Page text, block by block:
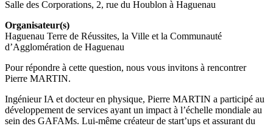
Salle des Corporations, 2, rue du Houblon à Haguenau
Organisateur(s)
Haguenau Terre de Réussites, la Ville et la Communauté
d’Agglomération de Haguenau
Pour répondre à cette question, nous vous invitons à rencontrer
Pierre MARTIN.
Ingénieur IA et docteur en physique, Pierre MARTIN a participé au
développement de services ayant un impact à l’échelle mondiale au
sein des GAFAMs. Lui-même créateur de start’ups et assurant du